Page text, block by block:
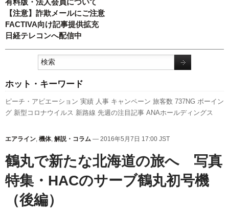
有料版・法人会員について
【注意】詐欺メールにご注意
FACTIVA向け記事提供拡充
日経テレコンへ配信中
ホット・キーワード
ピーチ・アビエーション 実績 人事 キャンペーン 旅客数 737NG ボーイン
グ 新型コロナウイルス 新路線 先週の注目記事 ANAホールディングス
スカイマーク 777 羽田空港 セントレア 利用実績 福岡空港
務員 全日空
エアライン, 機体, 解説・コラム — 2016年5月7日 17:00 JST
鶴丸で新たな北海道の旅へ 写真
特集・HACのサーブ鶴丸初号機
（後編）